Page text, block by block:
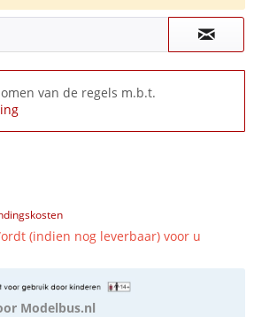
van de regels m.b.t.
(indien nog leverbaar) voor u
Modelbus.nl